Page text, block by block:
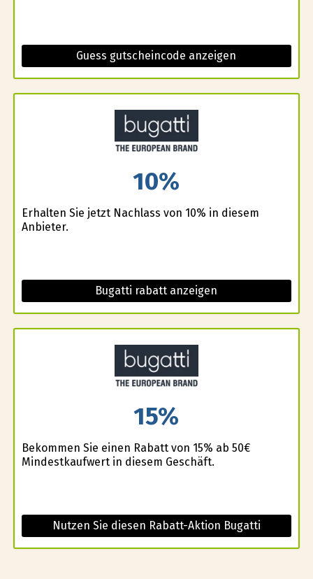
Guess gutscheincode anzeigen
10%
Erhalten Sie jetzt Nachlass von 10% in diesem
Anbieter.
Bugatti rabatt anzeigen
15%
Bekommen Sie einen Rabatt von 15% ab 50€
Mindestkaufwert in diesem Geschäft.
Nutzen Sie diesen Rabatt-Aktion Bugatti